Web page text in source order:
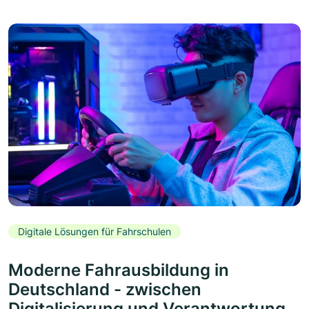
Digitale Lösungen für Fahrschulen
Moderne Fahrausbildung in
Deutschland - zwischen